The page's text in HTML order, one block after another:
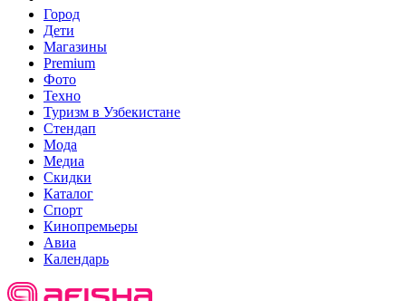
Город
Дети
Магазины
Premium
Фото
Техно
Туризм в Узбекистане
Стендап
Мода
Медиа
Скидки
Каталог
Спорт
Кинопремьеры
Авиа
Календарь